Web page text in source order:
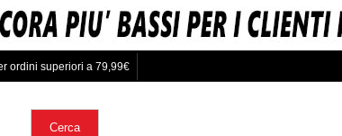
ordini superiori a 79,99€
Cerca